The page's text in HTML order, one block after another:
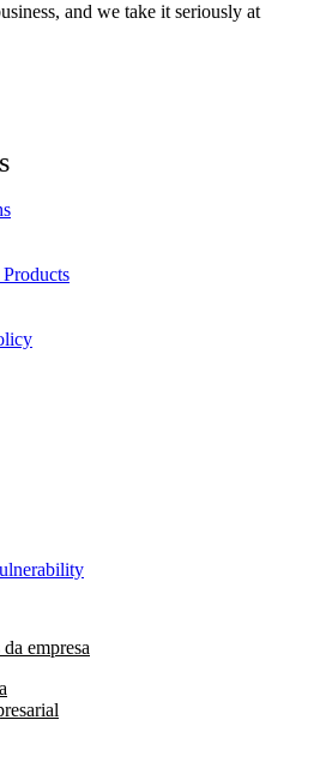
and we take it seriously at
empresa